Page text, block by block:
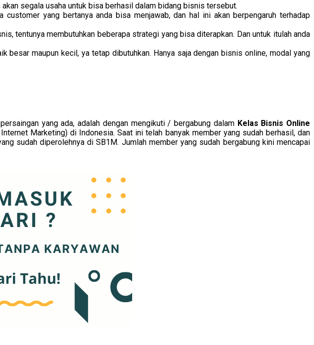
segala usaha untuk bisa berhasil dalam bidang bisnis tersebut.
yang bertanya anda bisa menjawab, dan hal ini akan berpengaruh terhadap
tentunya membutuhkan beberapa strategi yang bisa diterapkan. Dan untuk itulah anda
maupun kecil, ya tetap dibutuhkan. Hanya saja dengan bisnis online, modal yang
yang ada, adalah dengan mengikuti / bergabung dalam Kelas Bisnis Online
Marketing) di Indonesia. Saat ini telah banyak member yang sudah berhasil, dan
sudah diperolehnya di SB1M. Jumlah member yang sudah bergabung kini mencapai